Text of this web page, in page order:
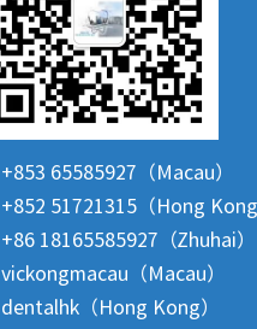
+853 65585927（Macau）
+852 51721315（Hong Kong
+86 18165585927（Zhuhai）
vickongmacau（Macau）
dentalhk（Hong Kong）